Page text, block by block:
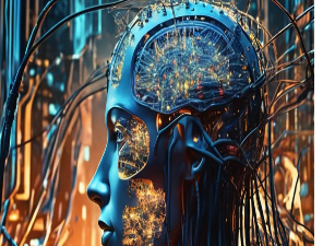
ameaça obras públicas e empregos
da infraestrutura digital está a gerar
públicas e a aumentar o ceticismo
inteligência artificial. Especialistas e
para empregos qualificados e para a
enquanto grandes empresas
o uso de IA. O debate evidencia uma
e ética diante da influência corporativa e
tecnológica.